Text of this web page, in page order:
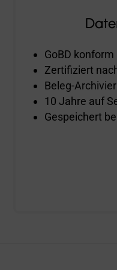
GoBD konform
Zertifiziert
Beleg-
10 Jahre auf
Gespeichert